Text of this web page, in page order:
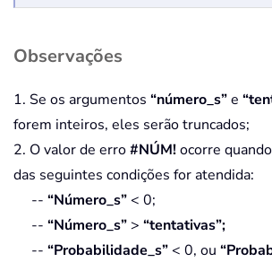
Observações
1. Se os argumentos “número_s”e
forem inteiros, eles serão truncados;
2. O valor de erro#NÚM!ocorre
das seguintes condições for atendida:
-- “Número_s”< 0;
-- “Número_s” > “tentativas”;
-- “Probabilidade_s”< 0, ou